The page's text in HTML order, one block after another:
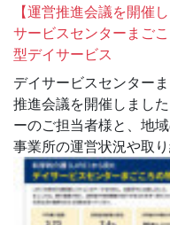
【運営推進会議を開催
サービスセンターまご
型デイサービス
デイサービスセンター
推進会議を開催しまし
ーのご担当者様と、地
事業所の運営状況や取